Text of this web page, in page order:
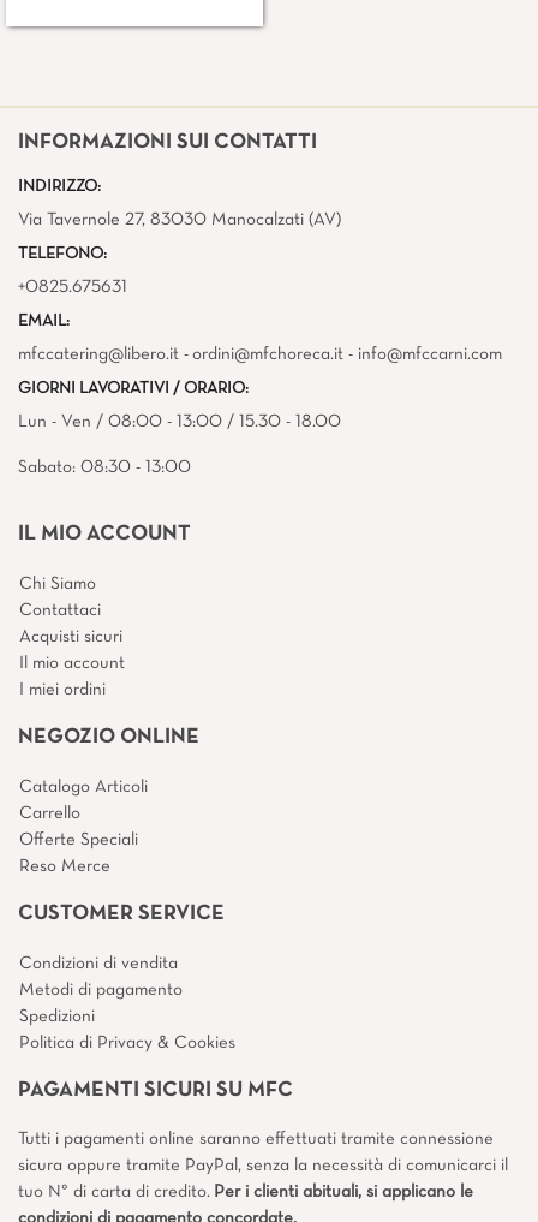
INFORMAZIONI SUI CONTATTI
INDIRIZZO:
Via Tavernole 27, 83030 Manocalzati (AV)
TELEFONO:
+0825.675631
EMAIL:
mfccatering@libero.it - ordini@mfchoreca.it - info@mfccarni.com
GIORNI LAVORATIVI / ORARIO:
Lun - Ven / 08:00 - 13:00 / 15.30 - 18.00
Sabato: 08:30 - 13:00
IL MIO ACCOUNT
Chi Siamo
Contattaci
Acquisti sicuri
Il mio account
I miei ordini
NEGOZIO ONLINE
Catalogo Articoli
Carrello
Offerte Speciali
Reso Merce
CUSTOMER SERVICE
Condizioni di vendita
Metodi di pagamento
Spedizioni
Politica di Privacy & Cookies
PAGAMENTI SICURI SU MFC
Tutti i pagamenti online saranno effettuati tramite connessione
sicura oppure tramite PayPal, senza la necessità di comunicarci il
tuo N° di carta di credito. Per i clienti abituali, si applicano le
condizioni di pagamento concordate.